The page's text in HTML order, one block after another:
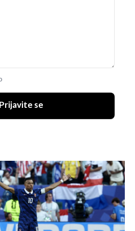
Prijavite se